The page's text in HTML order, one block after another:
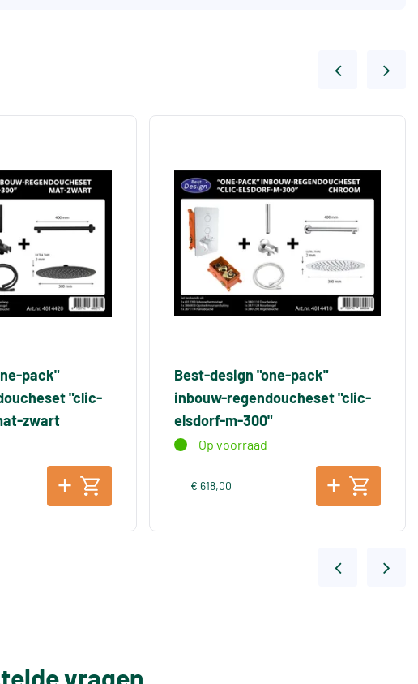
pack"
"clic-
zwart
Best-design "one-pack"
inbouw-regendoucheset "clic-
elsdorf-m-300"
Op voorraad
€ 618,00
vragen